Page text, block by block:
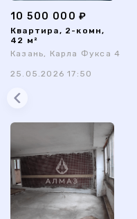
10 500 000 ₽
Квартира, 2-комн,
42 м²
Казань, Карла Фукса 4
25.05.2026 17:50